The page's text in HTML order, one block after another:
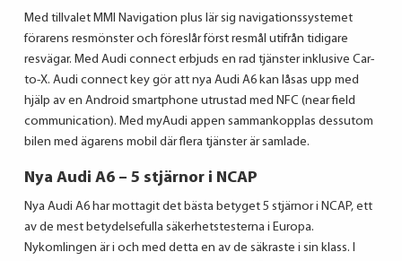
Med tillvalet MMI Navigation plus lär sig navigationssystemet
förarens resmönster och föreslår först resmål utifrån tidigare
resvägar. Med Audi connect erbjuds en rad tjänster inklusive Car-
to-X. Audi connect key gör att nya Audi A6 kan låsas upp med
hjälp av en Android smartphone utrustad med NFC (near field
communication). Med myAudi appen sammankopplas dessutom
bilen med ägarens mobil där flera tjänster är samlade.
Nya Audi A6 – 5 stjärnor i NCAP
Nya Audi A6 har mottagit det bästa betyget 5 stjärnor i NCAP, ett
av de mest betydelsefulla säkerhetstesterna i Europa.
Nykomlingen är i och med detta en av de säkraste i sin klass. I